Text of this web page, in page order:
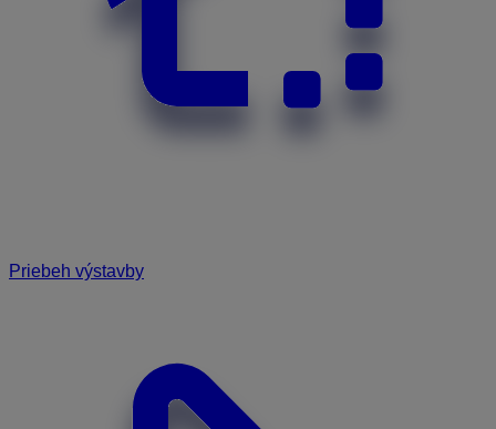
Priebeh výstavby